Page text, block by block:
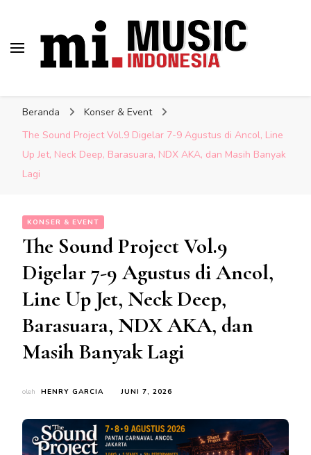
Update Musik Indonesia
Lengkap
Beranda
Konser & Event
The Sound Project Vol.9 Digelar 7-9 Agustus di Ancol, Line
Up Jet, Neck Deep, Barasuara, NDX AKA, dan Masih Banyak
Lagi
KONSER & EVENT
The Sound Project Vol.9
Digelar 7-9 Agustus di Ancol,
Line Up Jet, Neck Deep,
Barasuara, NDX AKA, dan
Masih Banyak Lagi
oleh HENRY GARCIA JUNI 7, 2026